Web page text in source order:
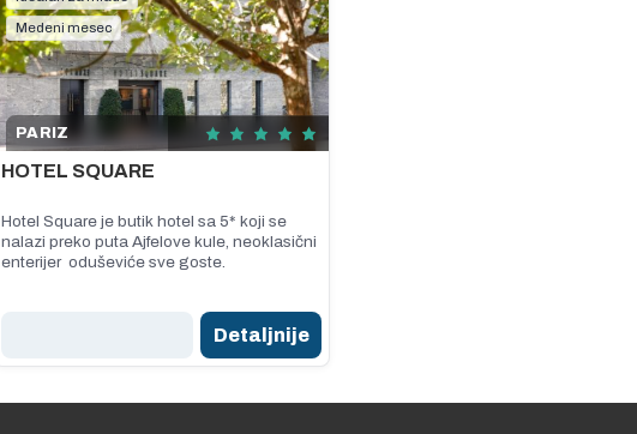
Medeni mesec
PARIZ
HOTEL SQUARE
Hotel Square je butik hotel sa 5* koji se
nalazi preko puta Ajfelove kule, neoklasični
enterijer oduševiće sve goste.
Detaljnije